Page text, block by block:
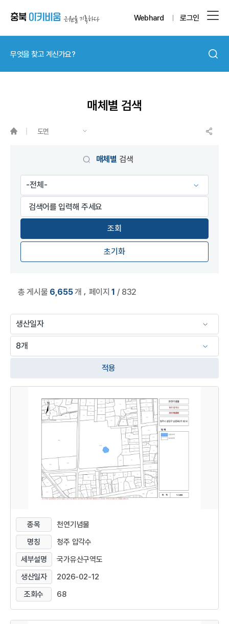
Webhard 로그인
매체별 검색
도면
매체별 검색
초기화
총 게시물 6,655개 페이지1 / 832
적용
종목
천연기념물
명칭
청주 압각수
세부설명
국가유산구역도
생산일자
2026-02-12
조회수
68